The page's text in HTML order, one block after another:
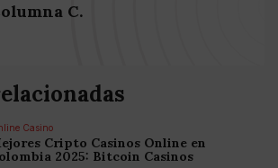
C.
Casino
Cripto Casinos Online en
2025: Bitcoin Casinos